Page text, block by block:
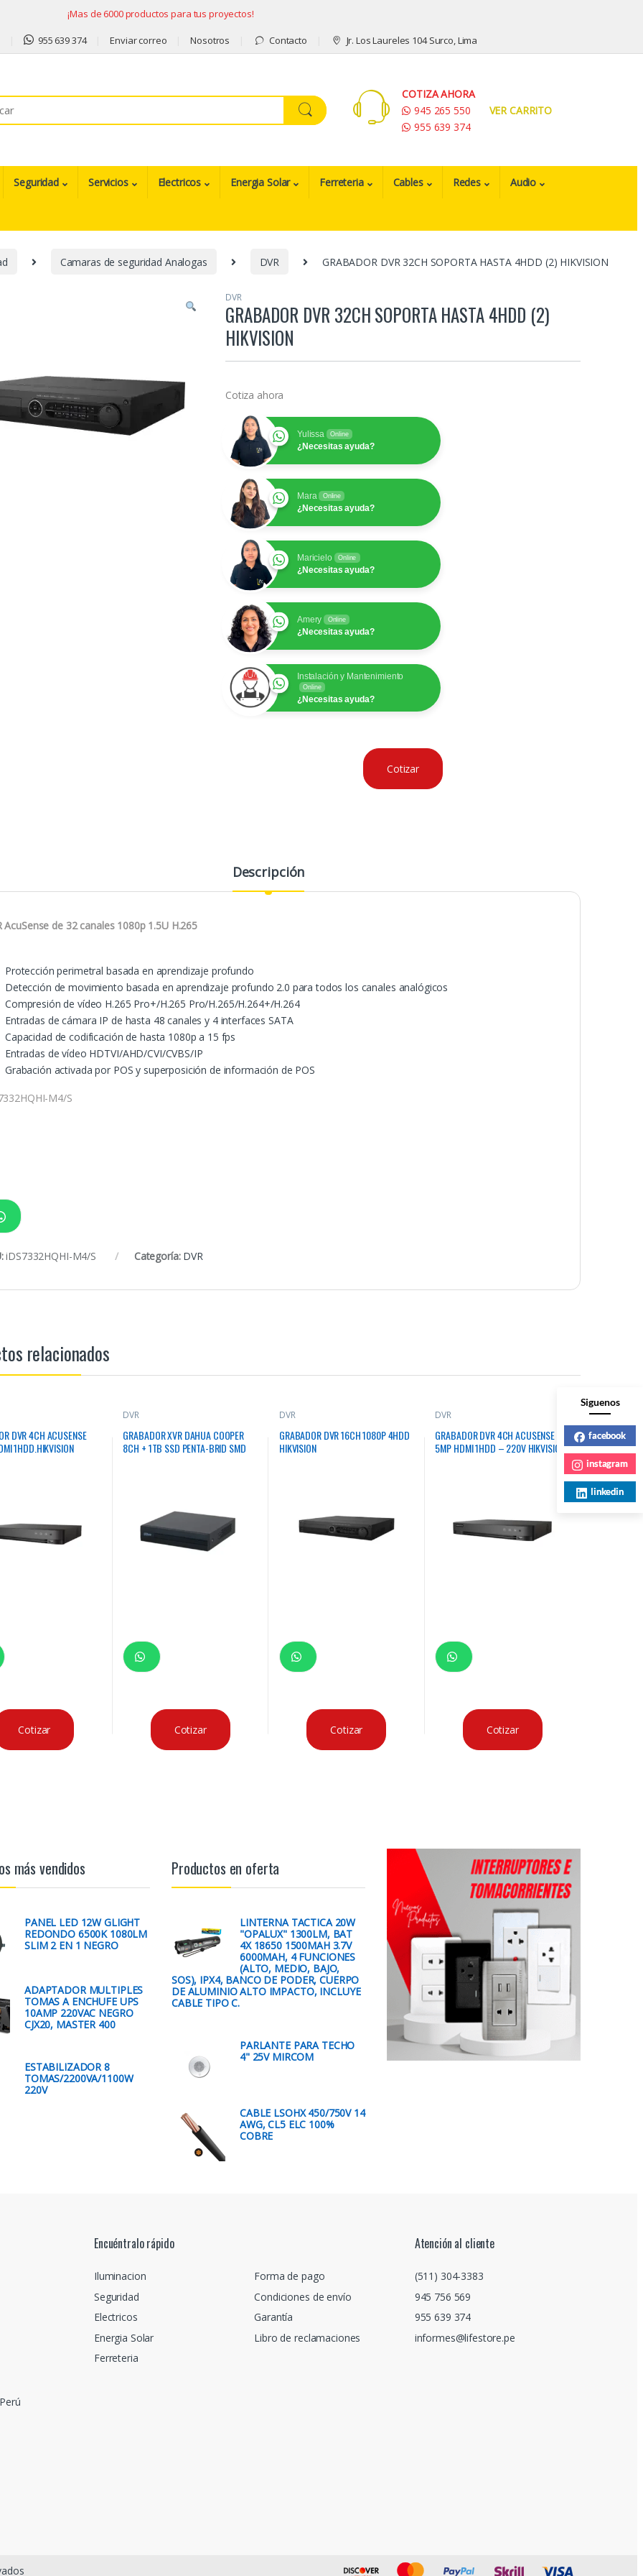
¡Mas de 6000 productos para tus proyectos!
955 639 374 Enviar correo Nosotros Contacto Jr. Los Laureles 104 Surco, Lima
COTIZA AHORA
945 265 550
955 639 374
VER CARRITO
Seguridad Servicios Electricos Energia Solar Ferreteria Cables Redes Audio
Camaras de seguridad Analogas DVR GRABADOR DVR 32CH SOPORTA HASTA 4HDD (2) HIKVISION
DVR
GRABADOR DVR 32CH SOPORTA HASTA 4HDD (2)
HIKVISION
Cotiza ahora
Yulissa Online
¿Necesitas ayuda?
Mara Online
¿Necesitas ayuda?
Maricielo Online
¿Necesitas ayuda?
Amery Online
¿Necesitas ayuda?
Instalación y Mantenimiento
Online
¿Necesitas ayuda?
Cotizar
Descripción
AcuSense de 32 canales 1080p 1.5U H.265
Protección perimetral basada en aprendizaje profundo
Detección de movimiento basada en aprendizaje profundo 2.0 para todos los canales analógicos
Compresión de vídeo H.265 Pro+/H.265 Pro/H.265/H.264+/H.264
Entradas de cámara IP de hasta 48 canales y 4 interfaces SATA
Capacidad de codificación de hasta 1080p a 15 fps
Entradas de vídeo HDTVI/AHD/CVI/CVBS/IP
Grabación activada por POS y superposición de información de POS
M4/S
iDS7332HQHI-M4/S Categoría: DVR
relacionados
DVR 4CH ACUSENSE
1HDD.HIKVISION
Cotizar
DVR
GRABADOR XVR DAHUA COOPER
8CH + 1TB SSD PENTA-BRID SMD
Cotizar
DVR
GRABADOR DVR 16CH 1080P 4HDD
HIKVISION
Cotizar
DVR
GRABADOR DVR 4CH ACUSENSE
5MP HDMI 1HDD – 220V HIKVISION
Cotizar
más vendidos
PANEL LED 12W GLIGHT
REDONDO 6500K 1080LM
SLIM 2 EN 1 NEGRO
ADAPTADOR MULTIPLES
TOMAS A ENCHUFE UPS
10AMP 220VAC NEGRO
CJX20, MASTER 400
ESTABILIZADOR 8
TOMAS/2200VA/1100W
220V
Productos en oferta
LINTERNA TACTICA 20W
"OPALUX" 1300LM, BAT
4X 18650 1500MAH 3.7V
6000MAH, 4 FUNCIONES
(ALTO, MEDIO, BAJO,
SOS), IPX4, BANCO DE PODER, CUERPO
DE ALUMINIO ALTO IMPACTO, INCLUYE
CABLE TIPO C.
PARLANTE PARA TECHO
4" 25V MIRCOM
CABLE LSOHX 450/750V 14
AWG, CL5 ELC 100%
COBRE
Encuéntralo rápido
Iluminacion
Seguridad
Electricos
Energia Solar
Ferreteria
Forma de pago
Condiciones de envío
Garantía
Libro de reclamaciones
Atención al cliente
(511) 304-3383
945 756 569
955 639 374
informes@lifestore.pe
Siguenos
facebook
instagram
linkedin